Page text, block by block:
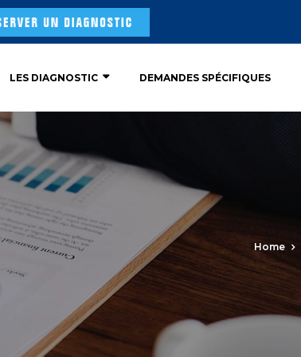
LES DIAGNOSTIC DEMANDES SPÉCIFIQUES
Home